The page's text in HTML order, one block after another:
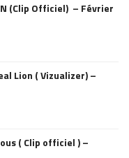
(Clip Officiel) – Février
Lion ( Vizualizer) –
( Clip officiel ) –